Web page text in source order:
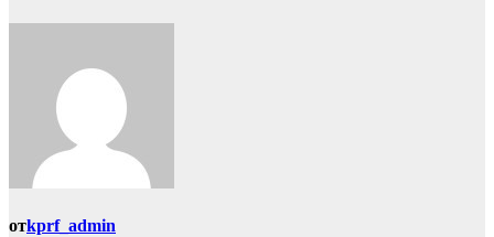
отkprf_admin